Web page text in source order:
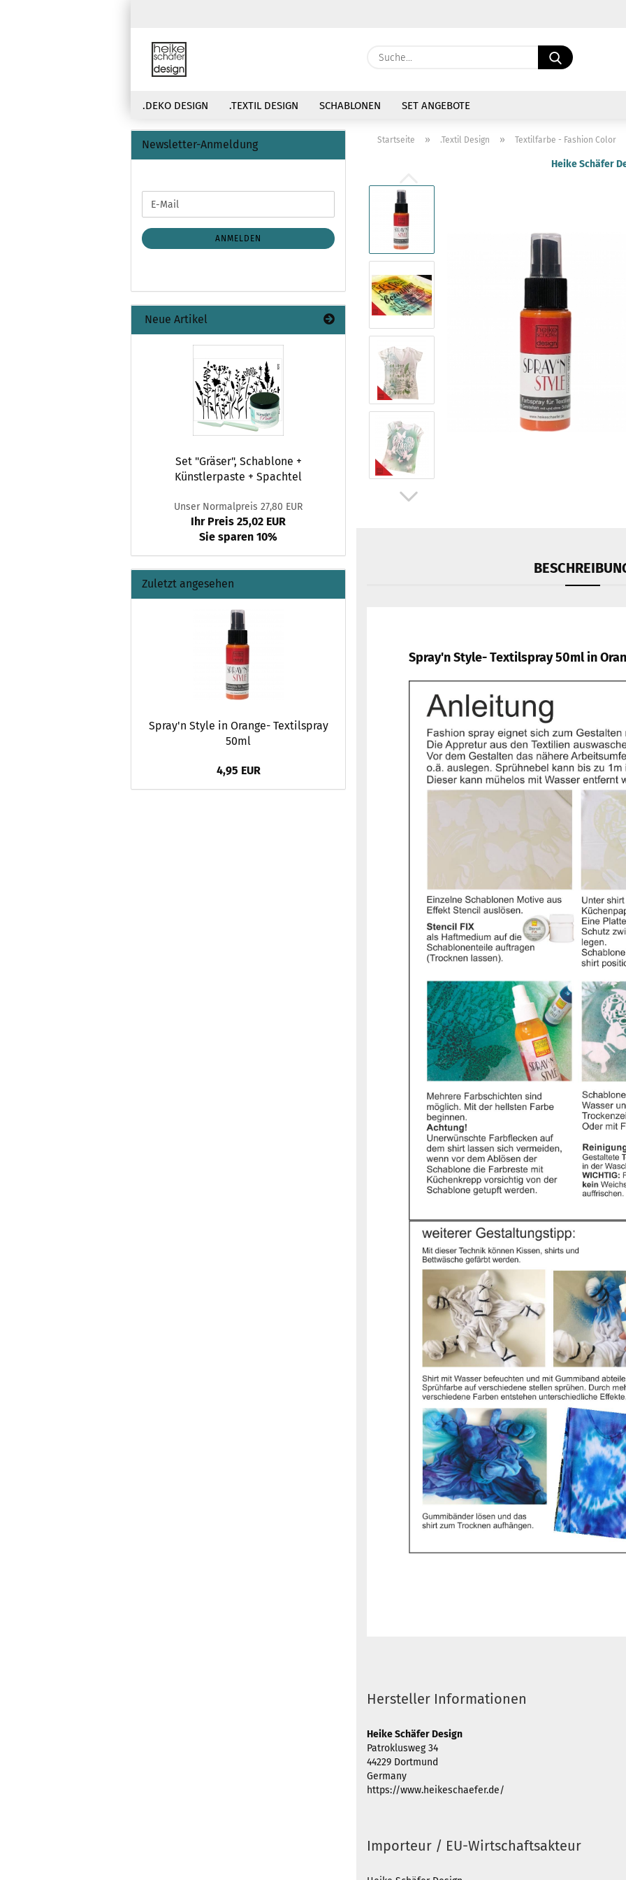
Währung auswählen
Passwort
Suche...
.DEKO DESIGN .TEXTIL DESIGN SCHABLONEN SET ANGEBOTE
Startseite » .Textil Design » Textilfarbe - Fashion Color
Heike Schäfer
Spray'n Style- Textilspray 50ml in
Hersteller Informationen
Heike Schäfer Design
Patroklusweg 34
44229 Dortmund
Germany
https://www.heikeschaefer.de/
Importeur / EU-Wirtschaftsakteur
Newsletter-Anmeldung
ZUR
ANMELDUNG
E-
Mail
ANMELDEN
Neue Artikel
Set "Gräser", Schablone +
Künstlerpaste + Spachtel
Unser Normalpreis 27,80 EUR
Ihr Preis 25,02 EUR
Sie sparen 10%
Zuletzt angesehen
Spray'n Style in Orange- Textilspray
50ml
4,95 EUR